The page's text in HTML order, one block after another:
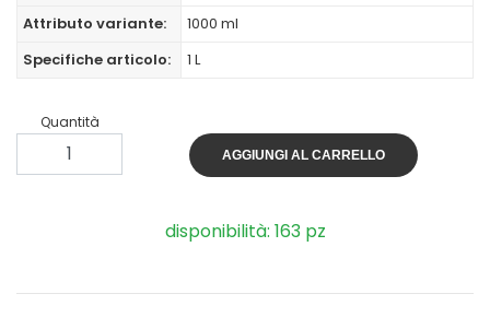
Attributo variante:
1000 ml
Specifiche articolo:
1 L
Quantità
AGGIUNGI AL CARRELLO
disponibilità: 163 pz